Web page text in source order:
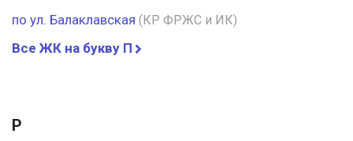
по ул. Балаклавская (КР ФРЖС и ИК)
Все ЖК на букву П
Р